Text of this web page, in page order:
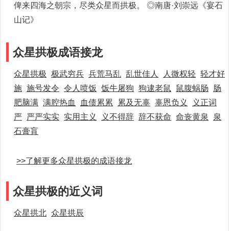
俾来四海之朝宗，尽类众星而拱极。 ◎南唐·刘崇远《宴石
山记》
众星拱极成语接龙
众星拱极 极武穷兵 兵荒马乱 乱世佳人 人微权轻 轻才好
施 施号发令 令人喷饭 饭牛屠狗 狗逮老鼠 鼠腹蜗肠
肠
肥脑满 满腔热血 血债累累 累及无辜 辜恩负义
义正词
严 严严实实 实用主义 义不得辞 辞不获命 命丧黄泉
泉
石膏肓
>>了解更多众星拱极的成语接龙
众星拱极的近义词
众星拱北 众星拱辰